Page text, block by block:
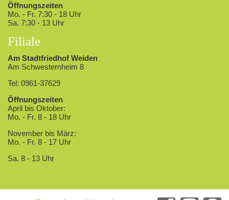
Öffnungszeiten
Mo. - Fr. 7:30 - 18 Uhr
Sa. 7:30 - 13 Uhr
Filiale
Am Stadtfriedhof Weiden
Am Schwesternheim 8
Tel: 0961-37629
Öffnungszeiten
April bis Oktober:
Mo. - Fr. 8 - 18 Uhr
November bis März:
Mo. - Fr. 8 - 17 Uhr
Sa. 8 - 13 Uhr